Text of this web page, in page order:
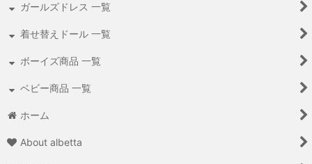
ガールズドレス 一覧
着せ替えドール 一覧
ボーイズ商品 一覧
ベビー商品 一覧
ホーム
About albetta